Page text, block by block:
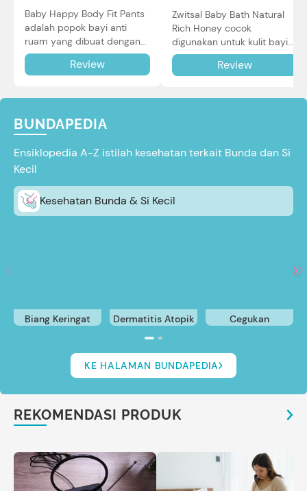
Baby Happy Body Fit Pants
adalah popok bayi anti
ruam yang dibuat dengan
teknologi Air Through
Technology.Review
Zwitsal Baby Bath Natural
Rich Honey cocok
digunakan untuk kulit bayi
baru lahir bahkan kulit
sensitif sekalipun. Simak
Review
BUNDAPEDIA
Ensiklopedia A-Z istilah kesehatan terkait Bunda dan Si
Kecil
Kesehatan Bunda & Si Kecil
Biang Keringat Dermatitis Atopik Cegukan
KE HALAMAN BUNDAPEDIA
REKOMENDASI PRODUK